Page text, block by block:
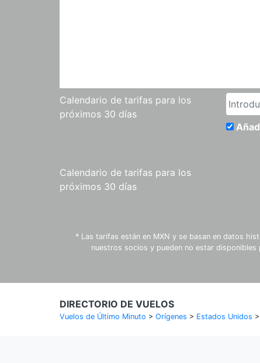
Calendario de tarifas para los
próximos 30 días
Calendario de tarifas para los
próximos 30 días
* Las tarifas están en MXN y se basan en datos
nuestros socios y pueden no estar
DIRECTORIO DE VUELOS
Vuelos de Último Minuto > Orígenes > Estados Unidos >